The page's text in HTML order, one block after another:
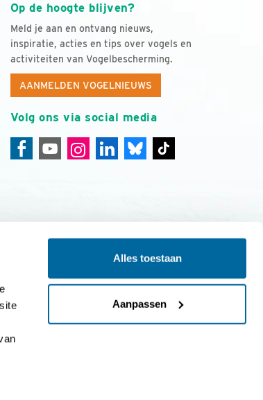
Alles toestaan
Aanpassen
Op de hoogte blijven?
Meld je aan en ontvang nieuws,
inspiratie, acties en tips over vogels en
activiteiten van Vogelbescherming.
AANMELDEN VOGELNIEUWS
Volg ons via social media